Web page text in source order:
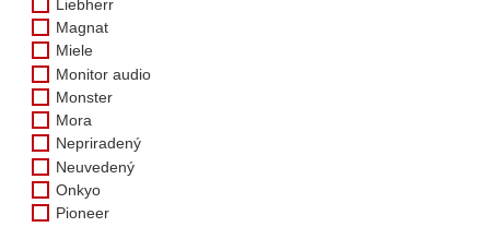
Liebherr
Magnat
Miele
Monitor audio
Monster
Mora
Nepriradený
Neuvedený
Onkyo
Pioneer